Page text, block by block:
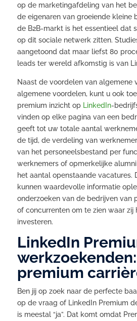
op de marketingafdeling van het
de eigenaren van groeiende kleine
de B2B-markt is het essentieel dat
op dit sociale netwerk zitten.
aangetoond dat maar liefst 80
leads ter wereld afkomstig is van
Naast de voordelen van algemene
algemene voordelen, kunt u ook
premium inzicht op LinkedIn-
vinden op elke pagina van een
geeft tot uw totale aantal
de tijd, de verdeling van
van het personeelsbestand per
werknemers of opmerkelijke
het aantal openstaande vacatures.
kunnen waardevolle informatie
onderzoeken van de bedrijven van
of concurrenten om te zien waar zij
investeren.
LinkedIn
werkzoekenden:
premium
Ben jij op zoek naar de perfecte
op de vraag of LinkedIn Premium
is meestal “ja”. Dat komt omdat